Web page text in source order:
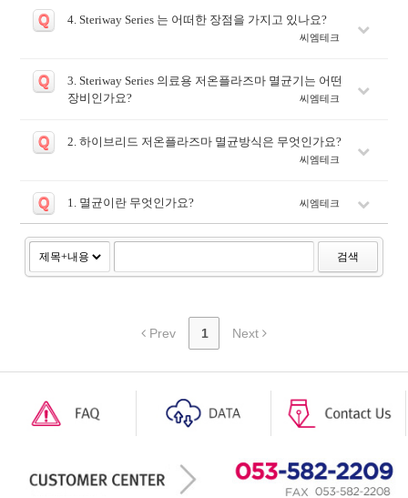
Q 4. Steriway Series 는 어떠한 장점을 가지고 있나요?
씨엠테크
Q
3. Steriway Series 의료용 저온플라즈마 멸균기는 어떤
장비인가요?
씨엠테크
Q 2. 하이브리드 저온플라즈마 멸균방식은 무엇인가요?
씨엠테크
Q 1. 멸균이란 무엇인가요? 씨엠테크
검색
Prev 1 Next